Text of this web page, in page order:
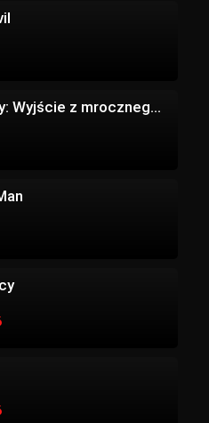
Naznaczony: Wyjście z mrocznego wymiaru